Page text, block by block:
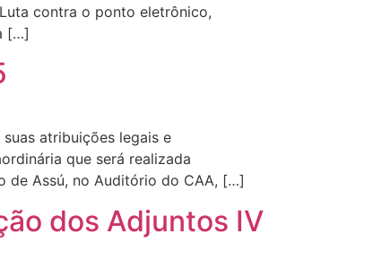
contra o ponto eletrônico,
[…]
atribuições legais e
que será realizada
de Assú, no Auditório do CAA, […]
dos Adjuntos IV